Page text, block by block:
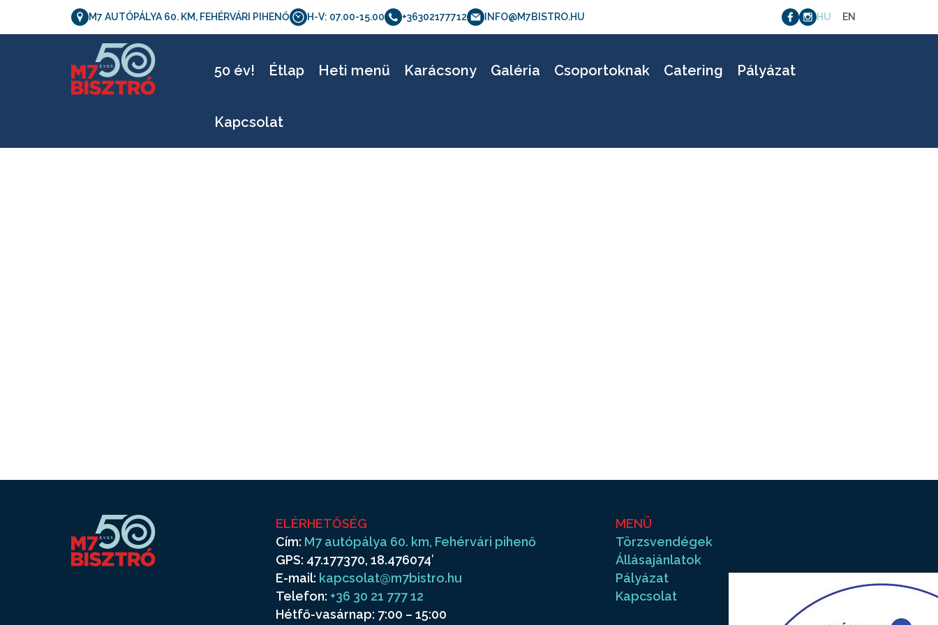
M7 AUTÓPÁLYA 60. KM, FEHÉRVÁRI PIHENŐ H-V: 07.00-15.00 +36302177712 INFO@M7BISTRO.HU HU EN
50 év! Étlap Heti menü Karácsony Galéria Csoportoknak Catering Pályázat
Kapcsolat
Letölhető verzió_0116
ELÉRHETŐSÉG
Cím: M7 autópálya 60. km, Fehérvári pihenő
GPS: 47.177370, 18.476074′
E-mail: kapcsolat@m7bistro.hu
Telefon: +36 30 21 777 12
Hétfő-vasárnap: 7:00 – 15:00
MENÜ
Törzsvendégek
Állásajánlatok
Pályázat
Kapcsolat